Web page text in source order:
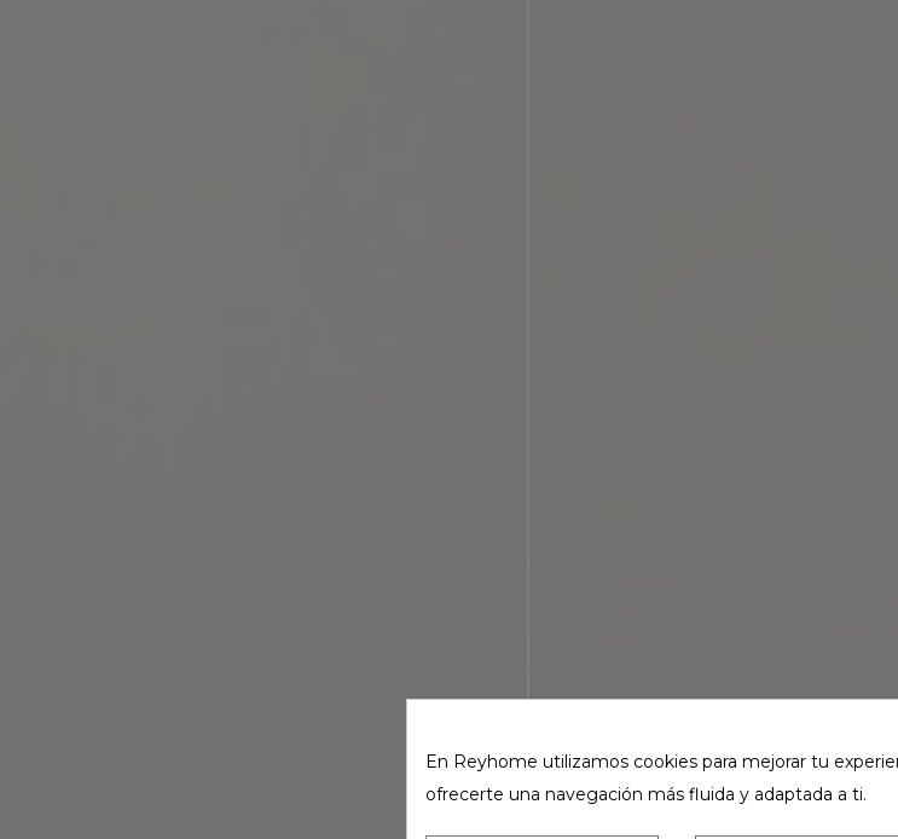
En Reyhome utilizamos cookies para mejorar tu
ofrecerte una navegación más fluida y adaptada a ti.